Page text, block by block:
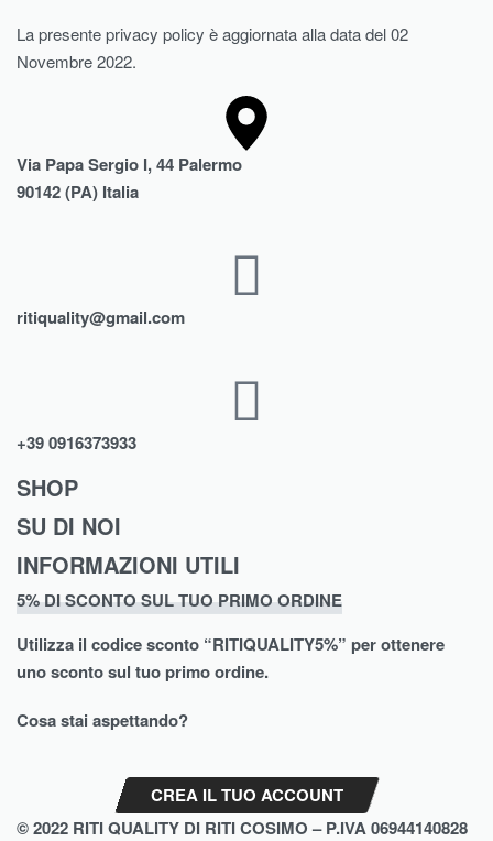
La presente privacy policy è aggiornata alla data del 02
Novembre 2022.
Via Papa Sergio I, 44 Palermo
90142 (PA) Italia
ritiquality@gmail.com
+39 0916373933
SHOP
Abbigliamento
Intimo
Scarpe
Moda Mare
SU DI NOI
Chi Siamo
Shop
Contatti
INFORMAZIONI UTILI
Termini e Condizioni
Spedizioni
Privacy Policy
Assistenza
5% DI SCONTO SUL TUO PRIMO ORDINE
Utilizza il codice sconto “RITIQUALITY5%” per ottenere
uno sconto sul tuo primo ordine.
Cosa stai aspettando?
CREA IL TUO ACCOUNT
© 2022 RITI QUALITY DI RITI COSIMO – P.IVA 06944140828